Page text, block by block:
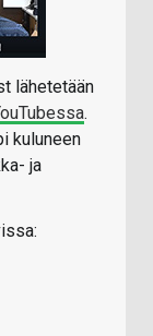
lähetetään
.
kuluneen
ja